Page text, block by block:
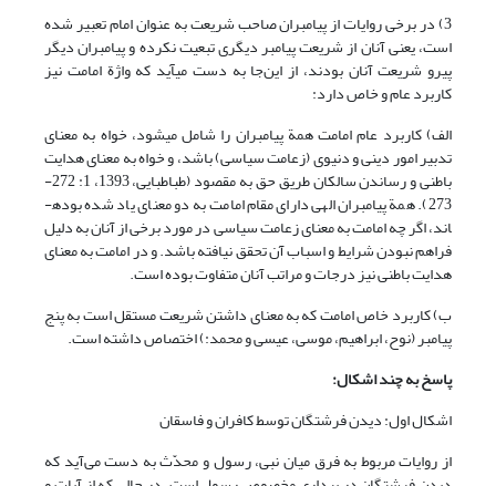
3) در برخی روایات از پیامبران صاحب شریعت به عنوان امام تعبیر شده
است، یعنی آنان از شریعت پیامبر دیگری تبعیت نکرده و پیامبران دیگر
پیرو شریعت آنان بودند، از این‌جا به دست می­آید که واژة امامت نیز
کاربرد عام و خاص دارد:
الف) کاربرد عام امامت همة پیامبران را شامل می­شود، خواه به معنای
تدبیر امور دینی و دنیوی (زعامت سیاسی) باشد، و خواه به معنای هدایت
باطنی و رساندن سالکان طریق حق به مقصود (طباطبایی، 1393، 1: 272-
273). همة پیامبران الهی دارای مقام امامت به دو معنای یاد شده بوده­
اند، اگر چه امامت به معنای زعامت سیاسی در مورد برخی از آنان به دلیل
فراهم نبودن شرایط و اسباب آن تحقق نیافته باشد. و در امامت به معنای
هدایت باطنی نیز درجات و مراتب آنان متفاوت بوده است.
ب) کاربرد خاص امامت که به معنای داشتن شریعت مستقل است به پنج
پیامبر (نوح، ابراهیم، موسی، عیسی و محمد:) اختصاص داشته است.
پاسخ به چند اشکال:
اشکال اول:‌ دیدن فرشتگان توسط کافران و فاسقان
از روایات مربوط به فرق میان نبی،‌ رسول و محدّث به دست می‌آید که